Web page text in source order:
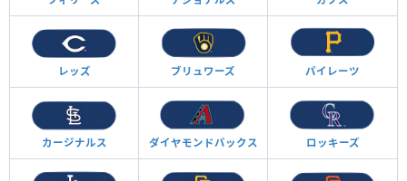
レッズ ブリュワーズ パイレーツ
カージナルス ダイヤモンドバックス ロッキーズ